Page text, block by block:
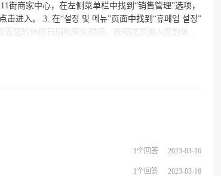
1个回答 2023-03-16
1个回答 2023-03-16